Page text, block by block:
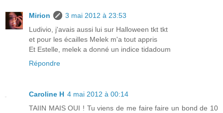
Mirion
3 mai 2012 à 23:53
Ludivio, j'avais aussi lui sur Halloween tkt tkt
et pour les écailles Melek m'a tout appris
Et Estelle, melek a donné un indice tidadoum
Répondre
Caroline H 4 mai 2012 à 00:14
TAIIN MAIS OUI ! Tu viens de me faire faire un bond de 10